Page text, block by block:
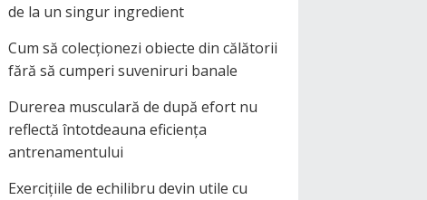
de la un singur ingredient
Cum să colecționezi obiecte din călătorii
fără să cumperi suveniruri banale
Durerea musculară de după efort nu
reflectă întotdeauna eficiența
antrenamentului
Exercițiile de echilibru devin utile cu